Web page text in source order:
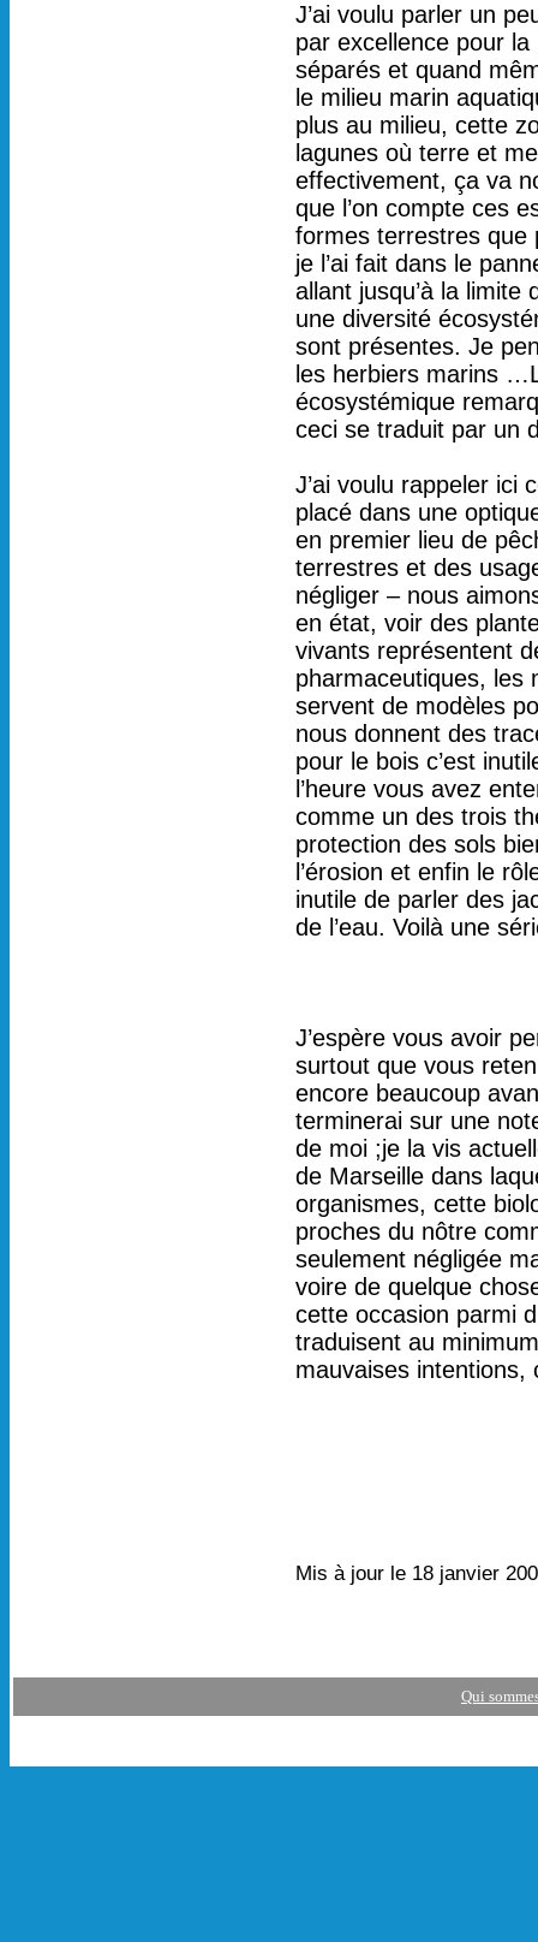
J’ai voulu parler un
par excellence pour
séparés et quand
le milieu marin
plus au milieu, cette
lagunes où terre et
effectivement, ça va
que l’on compte ces
formes terrestres que
je l’ai fait dans le
allant jusqu’à la limite
une diversité
sont présentes. Je
les herbiers marins
écosystémique
ceci se traduit par un
J’ai voulu rappeler ici
placé dans une
en premier lieu de
terrestres et des
négliger – nous
en état, voir des
vivants représentent
pharmaceutiques, les
servent de modèles
nous donnent des
pour le bois c’est
l’heure vous avez
comme un des trois
protection des sols
l’érosion et enfin le
inutile de parler des
de l’eau. Voilà une
J’espère vous avoir
surtout que vous
encore beaucoup
terminerai sur une
de moi ;je la vis
de Marseille dans
organismes, cette
proches du nôtre
seulement négligée
voire de quelque
cette occasion parmi
traduisent au
mauvaises intentions,
Mis à jour le 18 janvier
Qui